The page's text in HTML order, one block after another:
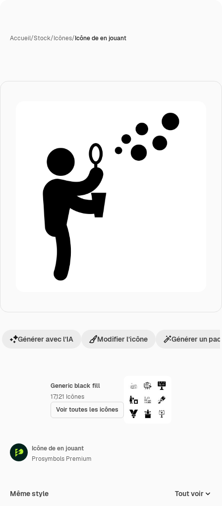
Accueil/Stock/Icônes/Icône de en jouant
Generic black fill
17,121 Icônes
Voir toutes les icônes
Générer avec l’IA Modifier l’icône Générer un
Icône de en jouant
Prosymbols Premium
Même style Tout voir